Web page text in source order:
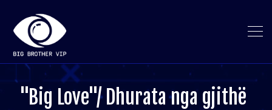
"Big Love"/ Dhurata nga gjithë